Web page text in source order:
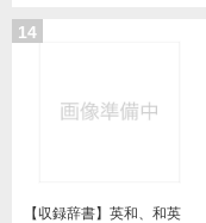
14
【収録辞書】英和、和英